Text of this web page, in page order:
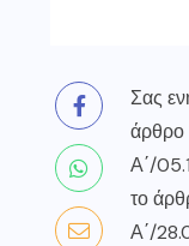
Σας
Α΄/
το
Α΄/